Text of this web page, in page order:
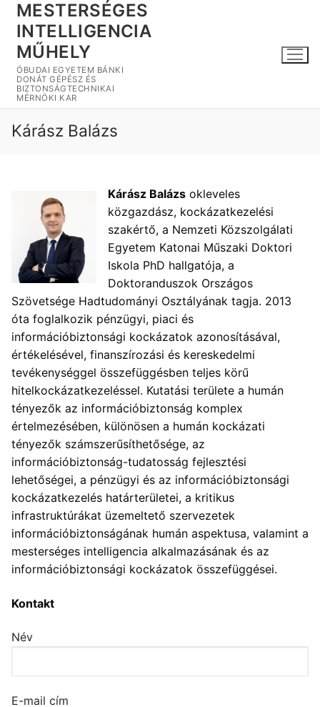
Ugrás
tartalomra
MESTERSÉGES
INTELLIGENCIA
MŰHELY
ÓBUDAI EGYETEM BÁNKI
DONÁT GÉPÉSZ ÉS
BIZTONSÁGTECHNIKAI
MÉRNÖKI KAR
Kárász Balázs
Kárász Balázs okleveles
közgazdász, kockázatkezelési
szakértő, a Nemzeti Közszolgálati
Egyetem Katonai Műszaki Doktori
Iskola PhD hallgatója, a
Doktoranduszok Országos
Szövetsége Hadtudományi Osztályának tagja. 2013
óta foglalkozik pénzügyi, piaci és
információbiztonsági kockázatok azonosításával,
értékelésével, finanszírozási és kereskedelmi
tevékenységgel összefüggésben teljes körű
hitelkockázatkezeléssel. Kutatási területe a humán
tényezők az információbiztonság komplex
értelmezésében, különösen a humán kockázati
tényezők számszerűsíthetősége, az
információbiztonság-tudatosság fejlesztési
lehetőségei, a pénzügyi és az információbiztonsági
kockázatkezelés határterületei, a kritikus
infrastruktúrákat üzemeltető szervezetek
információbiztonságának humán aspektusa, valamint a
mesterséges intelligencia alkalmazásának és az
információbiztonsági kockázatok összefüggései.
Kontakt
Név
E-mail cím